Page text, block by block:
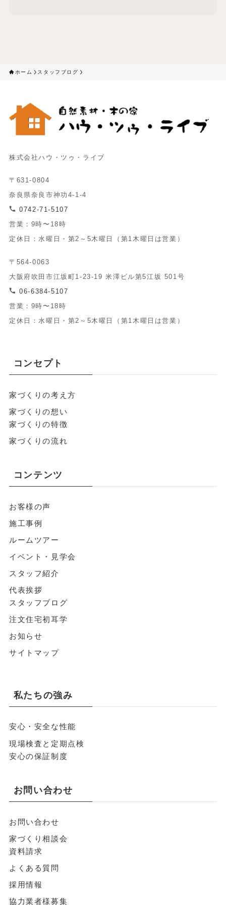
ホーム スタッフブログ
株式会社ハウ・ツゥ・ライブ
〒631-0804
奈良県奈良市神功4-1-4
0742-71-5107
営業：9時〜18時
定休日：水曜日・第2～5木曜日（第1木曜日は営業）
〒564-0063
大阪府吹田市江坂町1-23-19 米澤ビル第5江坂 501号
06-6384-5107
営業：9時〜18時
定休日：水曜日・第2～5木曜日（第1木曜日は営業）
コンセプト
家づくりの考え方
家づくりの想い
家づくりの特徴
家づくりの流れ
コンテンツ
お客様の声
施工事例
ルームツアー
イベント・見学会
スタッフ紹介
代表挨拶
スタッフブログ
注文住宅初耳学
お知らせ
サイトマップ
私たちの強み
安心・安全な性能
現場検査と定期点検
安心の保証制度
お問い合わせ
お問い合わせ
家づくり相談会
資料請求
よくある質問
採用情報
協力業者様募集